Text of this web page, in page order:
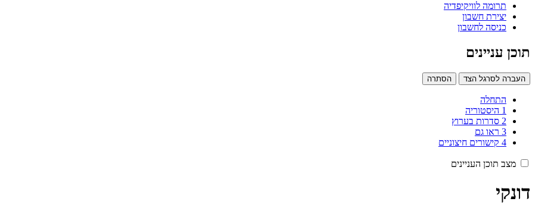
תרומה לוויקיפדיה
יצירת חשבון
כניסה לחשבון
תוכן עניינים
העברה לסרגל הצד הסתרה
התחלה
1 היסטוריה
2 סדרות בערוץ
3 ראו גם
4 קישורים חיצוניים
מצב תוכן העניינים
דונקי